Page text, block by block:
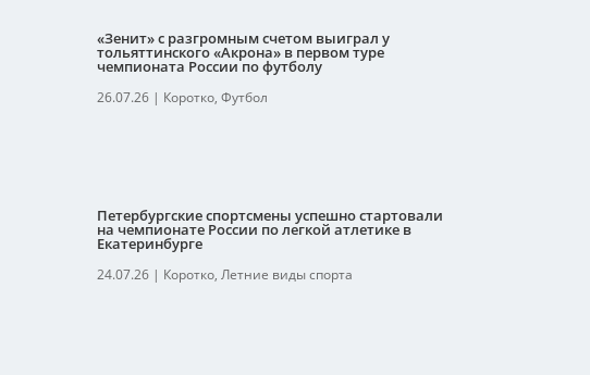
«Зенит» с разгромным счетом выиграл у
тольяттинского «Акрона» в первом туре
чемпионата России по футболу
26.07.26| Коротко, Футбол
Петербургские спортсмены успешно стартовали
на чемпионате России по легкой атлетике в
Екатеринбурге
24.07.26| Коротко, Летние виды спорта